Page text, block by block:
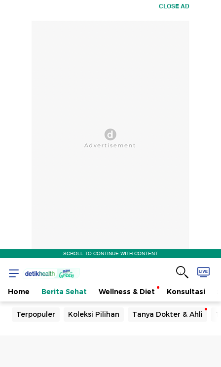
CLOSE AD
SCROLL TO CONTINUE WITH CONTENT
Home Berita Sehat Wellness & Diet Konsultasi
Terpopuler Koleksi Pilihan Tanya Dokter & Ahli